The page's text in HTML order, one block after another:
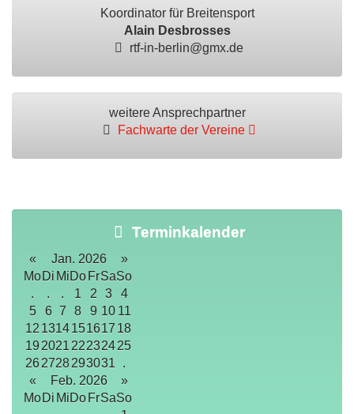
Koordinator für Breitensport
Alain Desbrosses
rtf-in-berlin@gmx.de
weitere Ansprechpartner
Fachwarte der Vereine
Terminkalender
« Jan. 2026
»
MoDi MiDo FrSaSo
.
. . 1 2 3
4
5
6 7 8 9 10 11
12 1314151617 18
19 2021 22232425
262728293031
.
«
Feb. 2026
»
MoDi MiDo FrSaSo